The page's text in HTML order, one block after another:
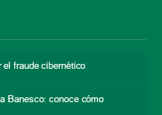
el fraude cibernético
Banesco: conoce cómo